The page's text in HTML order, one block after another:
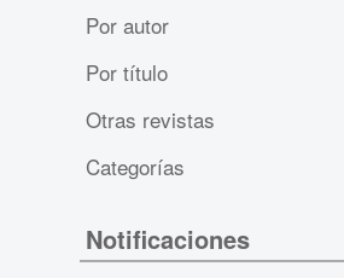
Por autor
Por título
Otras revistas
Categorías
Notificaciones